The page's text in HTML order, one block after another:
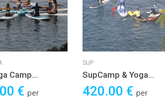
Camp
Canarie
€ per
SUP
SupCamp & Yoga
Lanzarote
420.00 € per